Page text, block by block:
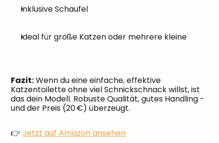
Inklusive Schaufel
Ideal für große Katzen oder mehrere kleine
Fazit: Wenn du eine einfache, effektive
Katzentoilette ohne viel Schnickschnack willst, ist
das dein Modell. Robuste Qualität, gutes Handling -
und der Preis (20 €) überzeugt.
👉 Jetzt auf Amazon ansehen